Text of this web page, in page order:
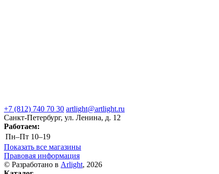
+7 (812) 740 70 30 artlight@artlight.ru
Санкт-Петербург, ул. Ленина, д. 12
Работаем:
Пн–Пт 10–19
Показать все магазины
Правовая информация
© Разработано в Arlight, 2026